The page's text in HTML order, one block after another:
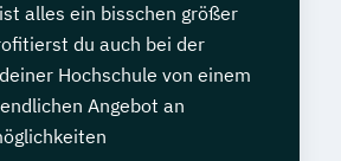
alles ein bisschen größer
du auch bei der
Hochschule von einem
Angebot an